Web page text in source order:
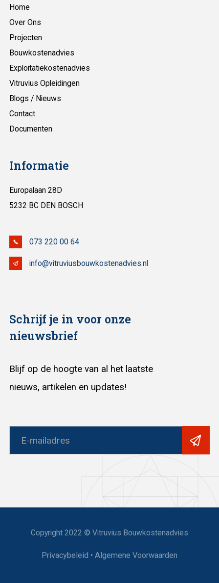
Home
Over Ons
Projecten
Bouwkostenadvies
Exploitatiekostenadvies
Vitruvius Opleidingen
Blogs / Nieuws
Contact
Documenten
Informatie
Europalaan 28D
5232 BC DEN BOSCH
073 220 00 64
info@vitruviusbouwkostenadvies.nl
Schrijf je in voor onze
nieuwsbrief
Blijf op de hoogte van al het laatste
nieuws, artikelen en updates!
Copyright 2022 © Vitruvius Bouwkostenadvies
Privacybeleid • Algemene Voorwaarden